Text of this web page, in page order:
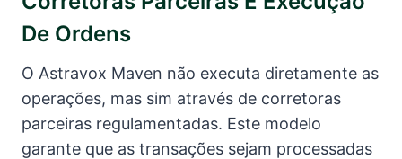
De Ordens
O Astravox Maven não executa diretamente as
operações, mas sim através de corretoras
parceiras regulamentadas. Este modelo
garante que as transações sejam processadas